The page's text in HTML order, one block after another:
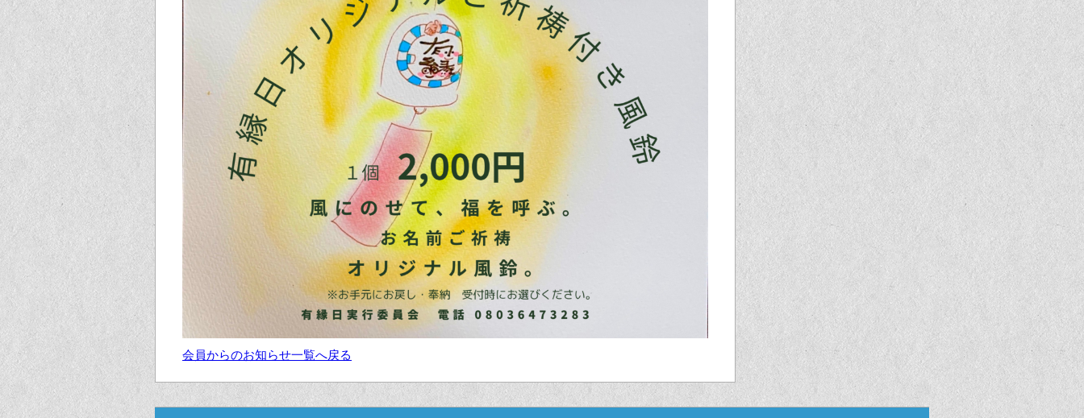
会員からのお知らせ一覧へ戻る